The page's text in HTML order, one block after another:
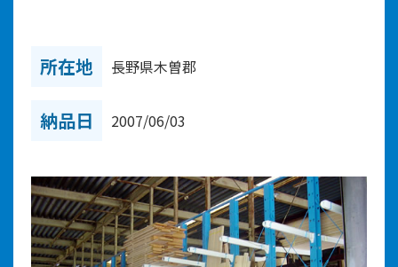
所在地 長野県木曽郡
納品日 2007/06/03